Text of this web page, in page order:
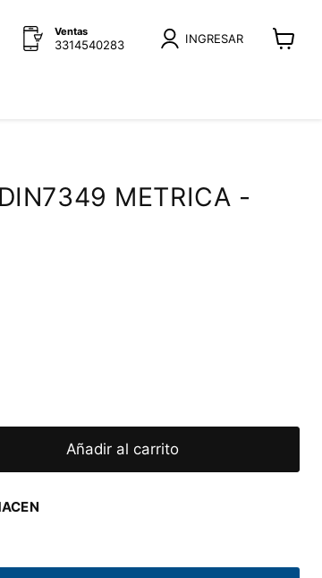
Ventas
3314540283 INGRESAR
METRICA -
Añadir al carrito